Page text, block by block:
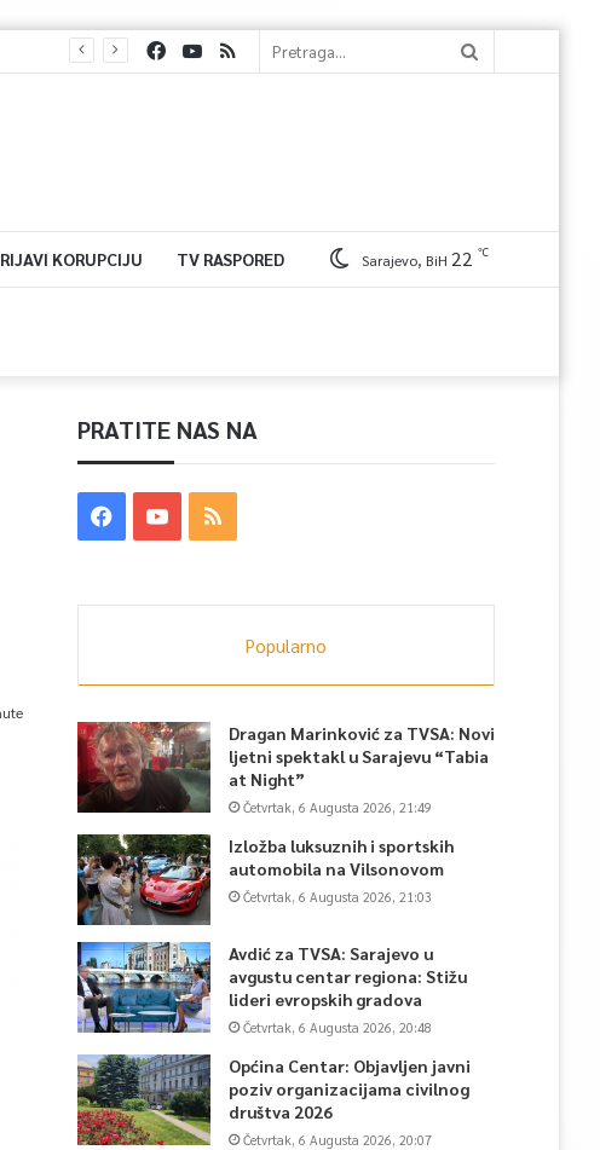
KORUPCIJU TV RASPORED Sarajevo, BiH 22 ℃
PRATITE NAS NA
Popularno
Dragan Marinković za TVSA: Novi
ljetni spektakl u Sarajevu “Tabia
at Night”
Četvrtak, 6 Augusta 2026, 21:49
Izložba luksuznih i sportskih
automobila na Vilsonovom
Četvrtak, 6 Augusta 2026, 21:03
Avdić za TVSA: Sarajevo u
avgustu centar regiona: Stižu
lideri evropskih gradova
Četvrtak, 6 Augusta 2026, 20:48
Općina Centar: Objavljen javni
poziv organizacijama civilnog
društva 2026
Četvrtak, 6 Augusta 2026, 20:07